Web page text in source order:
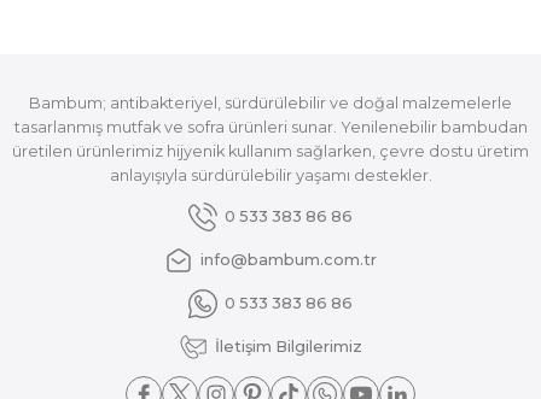
Bambum; antibakteriyel, sürdürülebilir ve doğal malzemelerle
tasarlanmış mutfak ve sofra ürünleri sunar. Yenilenebilir bambudan
üretilen ürünlerimiz hijyenik kullanım sağlarken, çevre dostu üretim
anlayışıyla sürdürülebilir yaşamı destekler.
0 533 383 86 86
info@bambum.com.tr
0 533 383 86 86
İletişim Bilgilerimiz